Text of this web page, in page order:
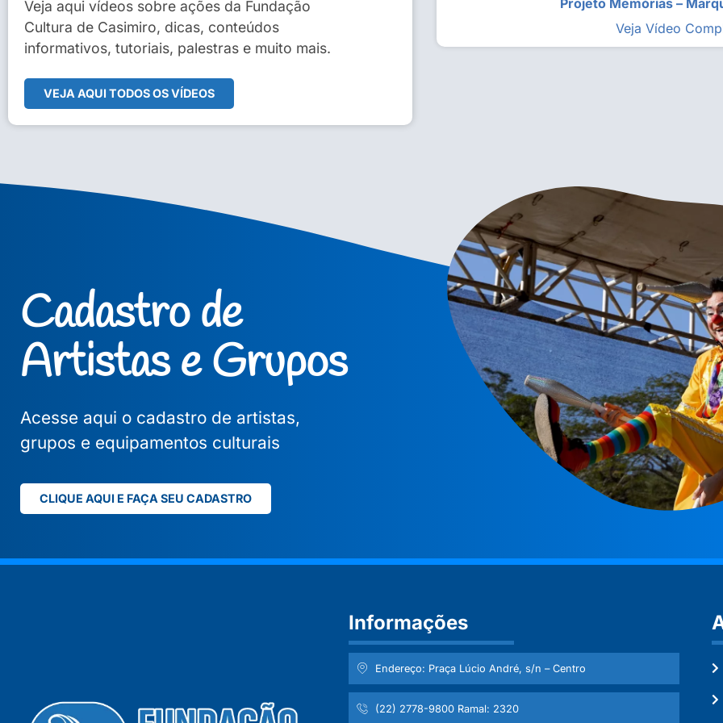
Veja aqui vídeos sobre ações da Fundação
Cultura de Casimiro, dicas, conteúdos
informativos, tutoriais, palestras e muito mais.
VEJA AQUI TODOS OS VÍDEOS
Sidney Macedo de Oliveira
Veja Vídeo Completo
Projeto Memórias –
Veja Vídeo
Cadastro de
Artistas e Grupos
Acesse aqui o cadastro de artistas,
grupos e equipamentos culturais
CLIQUE AQUI E FAÇA SEU CADASTRO
Informações
Endereço: Praça Lúcio André, s/n – Centro
(22) 2778-9800 Ramal: 2320